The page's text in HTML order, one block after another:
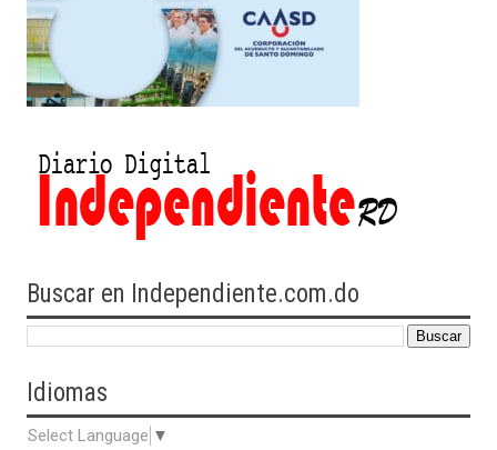
Buscar en Independiente.com.do
Idiomas
Select Language ▼